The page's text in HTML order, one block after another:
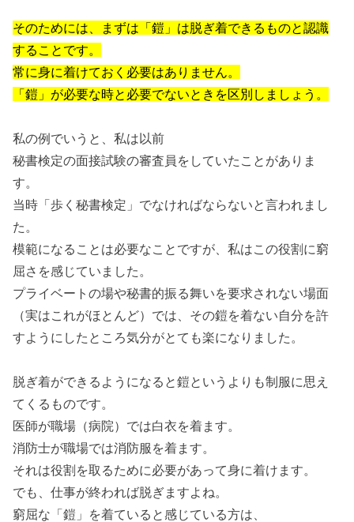
そのためには、まずは「鎧」は脱ぎ着できるものと認識
することです。
常に身に着けておく必要はありません。
「鎧」が必要な時と必要でないときを区別しましょう。
私の例でいうと、私は以前
秘書検定の面接試験の審査員をしていたことがありま
す。
当時「歩く秘書検定」でなければならないと言われまし
た。
模範になることは必要なことですが、私はこの役割に窮
屈さを感じていました。
プライベートの場や秘書的振る舞いを要求されない場面
（実はこれがほとんど）では、その鎧を着ない自分を許
すようにしたところ気分がとても楽になりました。
脱ぎ着ができるようになると鎧というよりも制服に思え
てくるものです。
医師が職場（病院）では白衣を着ます。
消防士が職場では消防服を着ます。
それは役割を取るために必要があって身に着けます。
でも、仕事が終われば脱ぎますよね。
窮屈な「鎧」を着ていると感じている方は、